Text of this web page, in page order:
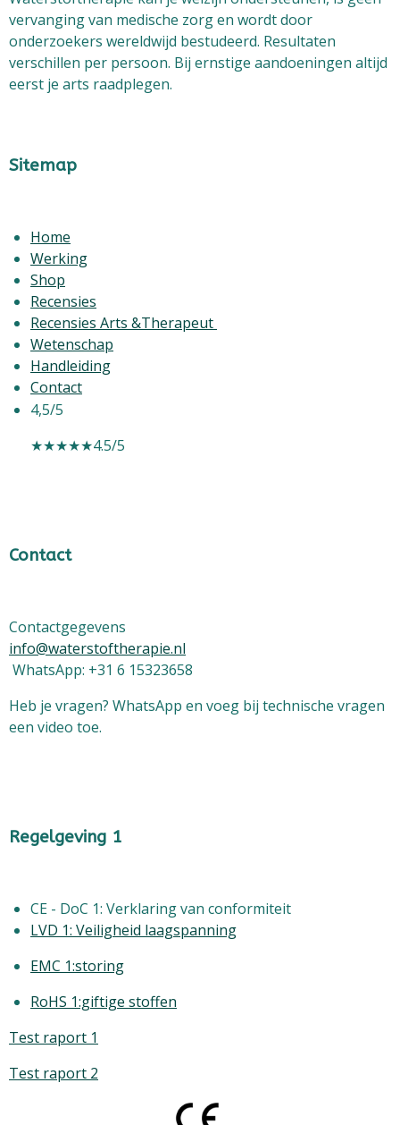
vervanging van medische zorgen wordt door
onderzoekers wereldwijd bestudeerd. Resultaten
verschillen per persoon. Bij ernstige aandoeningen altijd
eerst je arts raadplegen.
Sitemap
Home
Werking
Shop
Recensies
Recensies Arts &Therapeut
Wetenschap
Handleiding
Contact
4,5/5
★★★★★4.5/5
Contact
Contactgegevens
info@waterstoftherapie.nl
WhatsApp: +31 6 15323658
Heb je vragen? WhatsApp en voeg bij technische vragen
een video toe.
Regelgeving 1
CE - DoC 1: Verklaring van conformiteit
LVD 1: Veiligheid laagspanning
EMC 1:storing
RoHS 1:giftige stoffen
Test raport 1
Test raport 2